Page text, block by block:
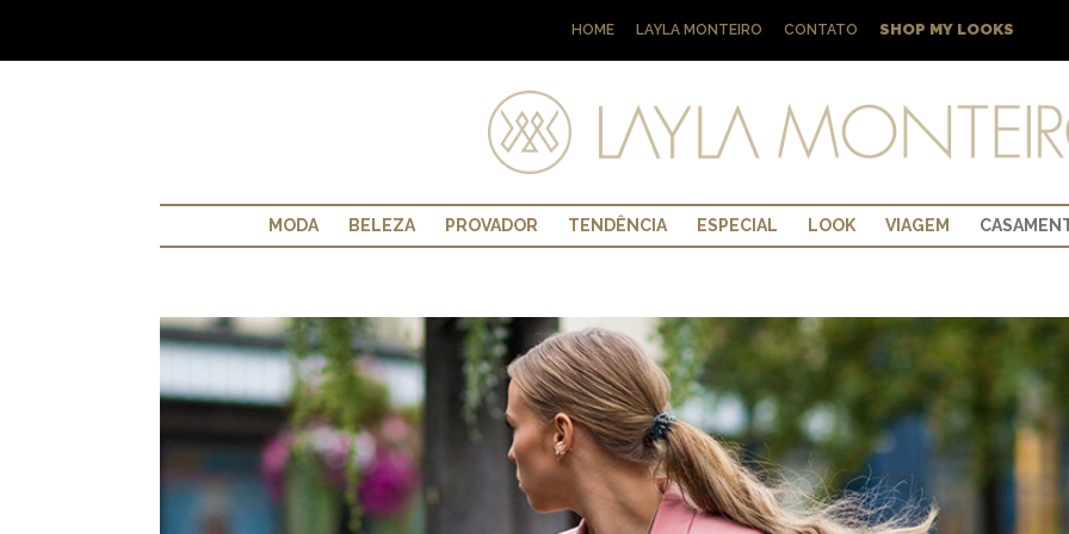
HOME LAYLA MONTEIRO CONTATO SHOP MY LOOKS
MODA BELEZA PROVADOR TENDÊNCIA ESPECIAL LOOK VIAGEM